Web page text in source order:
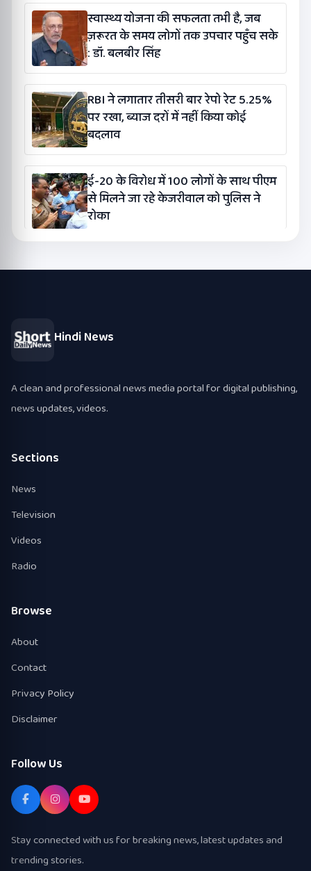
स्वास्थ्य योजना की सफलता तभी है, जब
ज़रूरत के समय लोगों तक उपचार पहुँच सके
: डॉ. बलबीर सिंह
RBI ने लगातार तीसरी बार रेपो रेट 5.25%
पर रखा, ब्याज दरों में नहीं किया कोई
बदलाव
ई-20 के विरोध में 100 लोगों के साथ पीएम
से मिलने जा रहे केजरीवाल को पुलिस ने
रोका
Hindi News
A clean and professional news media portal for digital publishing,
news updates, videos.
Sections
News
Television
Videos
Radio
Browse
About
Contact
Privacy Policy
Disclaimer
Follow Us
Stay connected with us for breaking news, latest updates and
trending stories.